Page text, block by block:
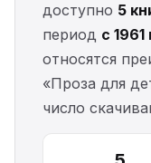
доступно 5
период с
относятся
«Проза для
число